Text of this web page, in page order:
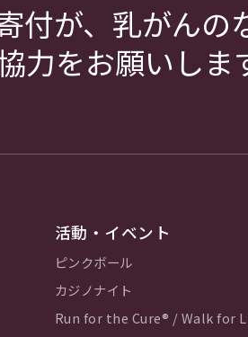
付が、乳がんの
力をお願いしま
活動・イベント
ピンクボール
カジノナイト
Run for the Cure® / Walk for